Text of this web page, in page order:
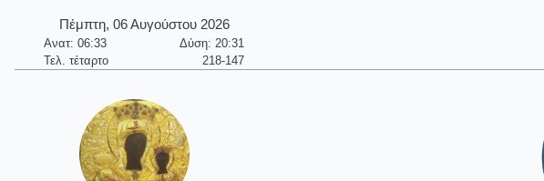
Πέμπτη, 06 Αυγούστου 2026
Ανατ: 06:33
Δύση: 20:31
Τελ. τέταρτο
218-147